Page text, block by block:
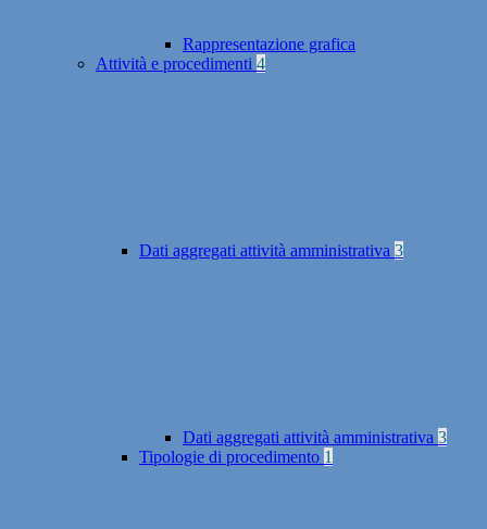
Rappresentazione grafica
Attività e procedimenti 4
Dati aggregati attività amministrativa 3
Dati aggregati attività amministrativa 3
Tipologie di procedimento 1